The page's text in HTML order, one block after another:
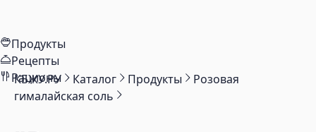
Продукты
Рецепты
Рационы
КБЖУ.РУ Каталог Продукты
Розовая
гималайская соль